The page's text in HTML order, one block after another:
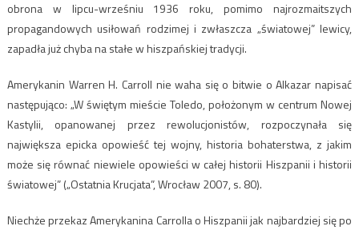
obrona w lipcu-wrześniu 1936 roku, pomimo najrozmaitszych
propagandowych usiłowań rodzimej i zwłaszcza „światowej” lewicy,
zapadła już chyba na stałe w hiszpańskiej tradycji.
Amerykanin Warren H. Carroll nie waha się o bitwie o Alkazar napisać
następująco: „W świętym mieście Toledo, położonym w centrum Nowej
Kastylii, opanowanej przez rewolucjonistów, rozpoczynała się
największa epicka opowieść tej wojny, historia bohaterstwa, z jakim
może się równać niewiele opowieści w całej historii Hiszpanii i historii
światowej” („Ostatnia Krucjata”, Wrocław 2007, s. 80).
Niechże przekaz Amerykanina Carrolla o Hiszpanii jak najbardziej się po